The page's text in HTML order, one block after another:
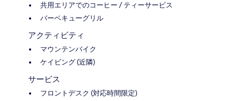
共用エリアでのコーヒー / ティーサービス
バーベキューグリル
アクティビティ
マウンテンバイク
ケイビング (近隣)
サービス
フロントデスク (対応時間限定)